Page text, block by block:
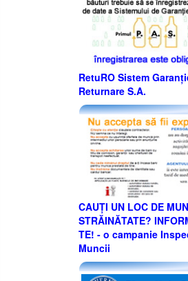
RetuRO Sistem
Returnare S.A.
CAUȚI UN LOC DE
STRĂINĂTATE?
TE! - o campanie
Muncii